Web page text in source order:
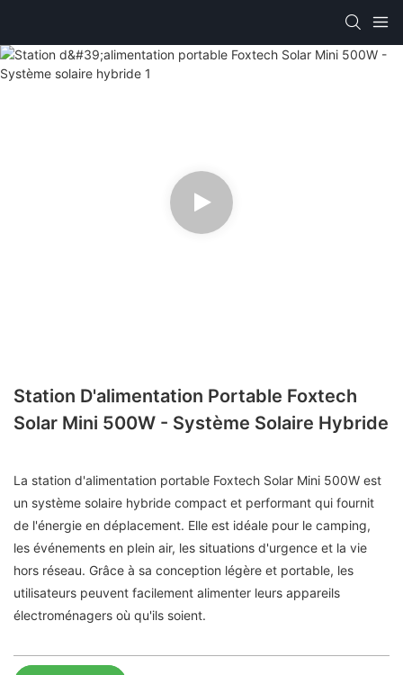
Station D'alimentation Portable Foxtech
Solar Mini 500W - Système Solaire Hybride
La station d'alimentation portable Foxtech Solar Mini 500W est
un système solaire hybride compact et performant qui fournit
de l'énergie en déplacement. Elle est idéale pour le camping,
les événements en plein air, les situations d'urgence et la vie
hors réseau. Grâce à sa conception légère et portable, les
utilisateurs peuvent facilement alimenter leurs appareils
électroménagers où qu'ils soient.